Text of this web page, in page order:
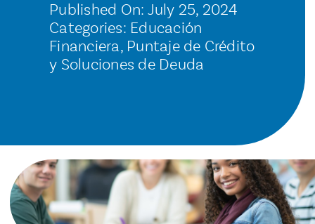
Published On: July 25, 2024
Categories: Educación
Financiera, Puntaje de Crédito
y Soluciones de Deuda